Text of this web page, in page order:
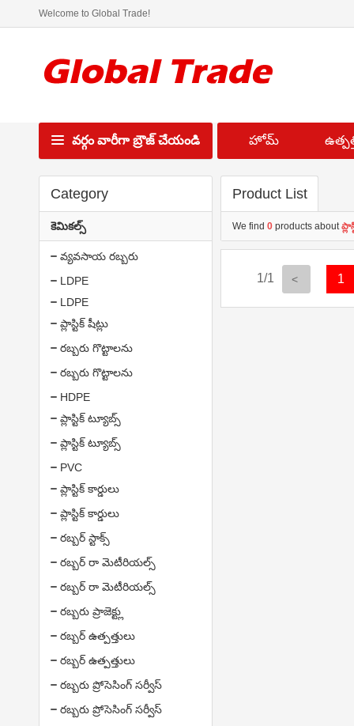
Welcome to Global Trade!
వర్గం వారీగా బ్రౌజ్ చేయండి హోమ్
Category
కెమికల్స్
వ్యవసాయ రబ్బరు
LDPE
LDPE
ప్లాస్టిక్ షీట్లు
రబ్బరు గొట్టాలను
రబ్బరు గొట్టాలను
HDPE
ప్లాస్టిక్ ట్యూబ్స్
ప్లాస్టిక్ ట్యూబ్స్
PVC
ప్లాస్టిక్ కార్డులు
ప్లాస్టిక్ కార్డులు
రబ్బర్ స్టాక్స్
రబ్బర్ రా మెటీరియల్స్
రబ్బర్ రా మెటీరియల్స్
రబ్బరు ప్రాజెక్ట్లు
రబ్బర్ ఉత్పత్తులు
రబ్బర్ ఉత్పత్తులు
రబ్బరు ప్రోసెసింగ్ సర్వీస్
రబ్బరు ప్రోసెసింగ్ సర్వీస్
Product List
We find 0 products about
1/1 1